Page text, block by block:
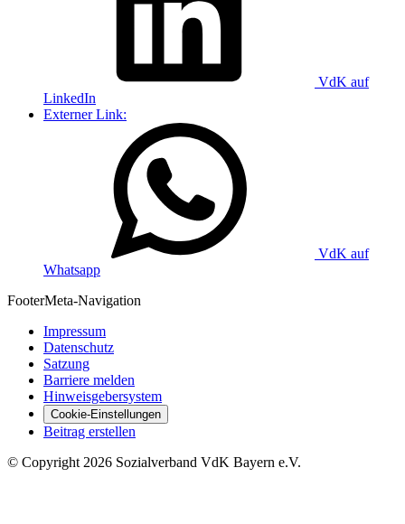
VdK auf
LinkedIn
Externer Link:
VdK auf
Whatsapp
FooterMeta-Navigation
Impressum
Datenschutz
Satzung
Barriere melden
Hinweisgebersystem
Cookie-Einstellungen
Beitrag erstellen
© Copyright 2026 Sozialverband VdK Bayern e.V.